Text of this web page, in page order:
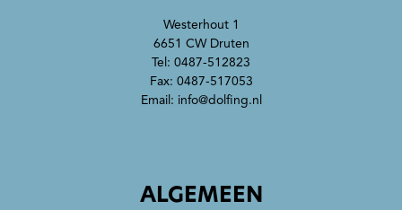
Westerhout 1
6651 CW Druten
Tel: 0487-512823
Fax: 0487-517053
Email: info@dolfing.nl
ALGEMEEN